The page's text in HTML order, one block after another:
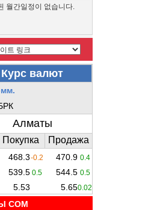
월간일정이 없습니다.
COM